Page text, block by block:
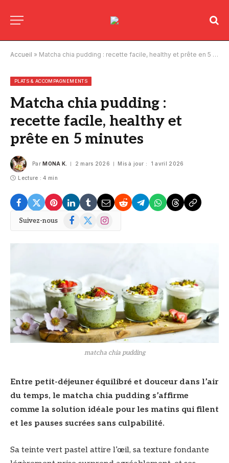
Accueil » Matcha chia pudding : recette facile, healthy et prête en 5 minutes
PLATS & ACCOMPAGNEMENTS
Matcha chia pudding :
recette facile, healthy et
prête en 5 minutes
Par MONA K. 2 mars 2026 Mis à jour : 1 avril 2026
Lecture : 4 min
Suivez-nous Facebook
X
Instagram
matcha chia pudding
Entre petit-déjeuner équilibré et douceur dans l’air
du temps, le matcha chia pudding s’affirme
comme la solution idéale pour les matins qui filent
et les pauses sucrées sans culpabilité.
Sa teinte vert pastel attire l’œil, sa texture fondante